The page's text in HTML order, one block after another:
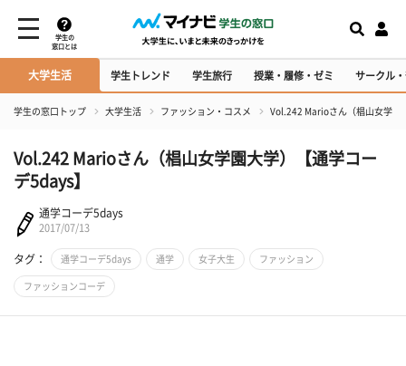
学生の
窓口とは
大学生活 学生トレンド 学生旅行 授業・履修・ゼミ サークル
学生の窓口トップ 大学生活 ファッション・コスメ Vol.242 Marioさん（椙山女学園
Vol.242 Marioさん（椙山女学園大学）【通学コー
デ5days】
通学コーデ5days
2017/07/13
タグ： 通学コーデ5days 通学 女子大生 ファッション
ファッションコーデ